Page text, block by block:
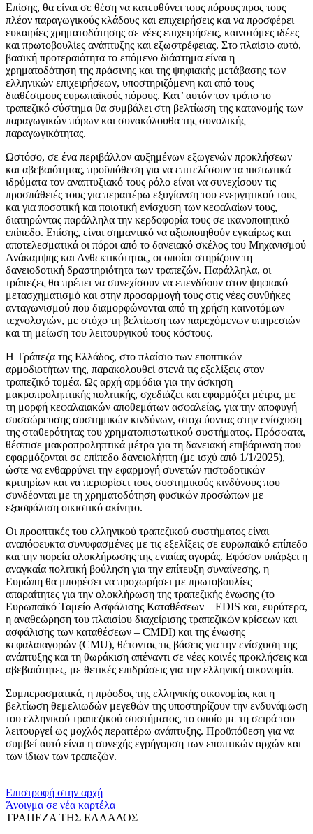
Επίσης, θα είναι σε θέση να κατευθύνει τους πόρους προς τους
πλέον παραγωγικούς κλάδους και επιχειρήσεις και να προσφέρει
ευκαιρίες χρηματοδότησης σε νέες επιχειρήσεις, καινοτόμες ιδέες
και πρωτοβουλίες ανάπτυξης και εξωστρέφειας. Στο πλαίσιο αυτό,
βασική προτεραιότητα το επόμενο διάστημα είναι η
χρηματοδότηση της πράσινης και της ψηφιακής μετάβασης των
ελληνικών επιχειρήσεων, υποστηριζόμενη και από τους
διαθέσιμους ευρωπαϊκούς πόρους. Κατ’ αυτόν τον τρόπο το
τραπεζικό σύστημα θα συμβάλει στη βελτίωση της κατανομής των
παραγωγικών πόρων και συνακόλουθα της συνολικής
παραγωγικότητας.
Ωστόσο, σε ένα περιβάλλον αυξημένων εξωγενών προκλήσεων
και αβεβαιότητας, προϋπόθεση για να επιτελέσουν τα πιστωτικά
ιδρύματα τον αναπτυξιακό τους ρόλο είναι να συνεχίσουν τις
προσπάθειές τους για περαιτέρω εξυγίανση του ενεργητικού τους
και για ποσοτική και ποιοτική ενίσχυση των κεφαλαίων τους,
διατηρώντας παράλληλα την κερδοφορία τους σε ικανοποιητικό
επίπεδο. Επίσης, είναι σημαντικό να αξιοποιηθούν εγκαίρως και
αποτελεσματικά οι πόροι από το δανειακό σκέλος του Μηχανισμού
Ανάκαμψης και Ανθεκτικότητας, οι οποίοι στηρίζουν τη
δανειοδοτική δραστηριότητα των τραπεζών. Παράλληλα, οι
τράπεζες θα πρέπει να συνεχίσουν να επενδύουν στον ψηφιακό
μετασχηματισμό και στην προσαρμογή τους στις νέες συνθήκες
ανταγωνισμού που διαμορφώνονται από τη χρήση καινοτόμων
τεχνολογιών, με στόχο τη βελτίωση των παρεχόμενων υπηρεσιών
και τη μείωση του λειτουργικού τους κόστους.
Η Τράπεζα της Ελλάδος, στο πλαίσιο των εποπτικών
αρμοδιοτήτων της, παρακολουθεί στενά τις εξελίξεις στον
τραπεζικό τομέα. Ως αρχή αρμόδια για την άσκηση
μακροπροληπτικής πολιτικής, σχεδιάζει και εφαρμόζει μέτρα, με
τη μορφή κεφαλαιακών αποθεμάτων ασφαλείας, για την αποφυγή
συσσώρευσης συστημικών κινδύνων, στοχεύοντας στην ενίσχυση
της σταθερότητας του χρηματοπιστωτικού συστήματος. Πρόσφατα,
θέσπισε μακροπροληπτικά μέτρα για τη δανειακή επιβάρυνση που
εφαρμόζονται σε επίπεδο δανειολήπτη (με ισχύ από 1/1/2025),
ώστε να ενθαρρύνει την εφαρμογή συνετών πιστοδοτικών
κριτηρίων και να περιορίσει τους συστημικούς κινδύνους που
συνδέονται με τη χρηματοδότηση φυσικών προσώπων με
εξασφάλιση οικιστικό ακίνητο.
Οι προοπτικές του ελληνικού τραπεζικού συστήματος είναι
αναπόφευκτα συνυφασμένες με τις εξελίξεις σε ευρωπαϊκό επίπεδο
και την πορεία ολοκλήρωσης της ενιαίας αγοράς. Εφόσον υπάρξει η
αναγκαία πολιτική βούληση για την επίτευξη συναίνεσης, η
Ευρώπη θα μπορέσει να προχωρήσει με πρωτοβουλίες
απαραίτητες για την ολοκλήρωση της τραπεζικής ένωσης (το
Ευρωπαϊκό Ταμείο Ασφάλισης Καταθέσεων – EDIS και, ευρύτερα,
η αναθεώρηση του πλαισίου διαχείρισης τραπεζικών κρίσεων και
ασφάλισης των καταθέσεων ‒ CMDI) και της ένωσης
κεφαλαιαγορών (CMU), θέτοντας τις βάσεις για την ενίσχυση της
ανάπτυξης και τη θωράκιση απέναντι σε νέες κοινές προκλήσεις και
αβεβαιότητες, με θετικές επιδράσεις για την ελληνική οικονομία.
Συμπερασματικά, η πρόοδος της ελληνικής οικονομίας και η
βελτίωση θεμελιωδών μεγεθών της υποστηρίζουν την ενδυνάμωση
του ελληνικού τραπεζικού συστήματος, το οποίο με τη σειρά του
λειτουργεί ως μοχλός περαιτέρω ανάπτυξης. Προϋπόθεση για να
συμβεί αυτό είναι η συνεχής εγρήγορση των εποπτικών αρχών και
των ίδιων των τραπεζών.
Επιστροφή στην αρχή
Άνοιγμα σε νέα καρτέλα
ΤΡΑΠΕΖΑ ΤΗΣ ΕΛΛΑΔΟΣ